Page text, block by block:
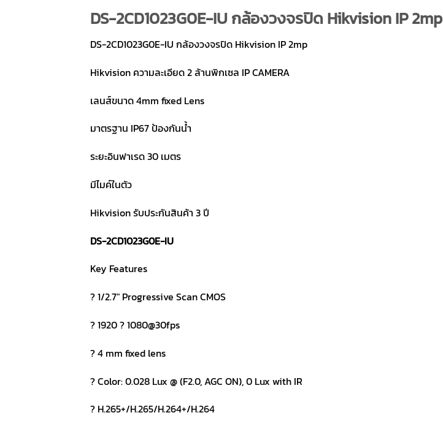
DS-2CD1023G0E-IU กล้องวงจรปิด Hikvision IP 2mp
DS-2CD1023G0E-IU กล้องวงจรปิด Hikvision IP 2mp
Hikvision ความละเอียด 2 ล้านพิกเซล IP CAMERA
เลนส์ขนาด 4mm fixed Lens
มาตรฐาน IP67 ป้องกันน้ำ
ระยะอินฟาเรด 30 เมตร
มีไมค์ในตัว
Hikvision รับประกันสินค้า 3 ปี
DS-2CD1023G0E-IU
Key Features
? 1/2.7″ Progressive Scan CMOS
? 1920 ? 1080@30fps
? 4 mm fixed lens
? Color: 0.028 Lux @ (F2.0, AGC ON), 0 Lux with IR
? H.265+/H.265/H.264+/H.264